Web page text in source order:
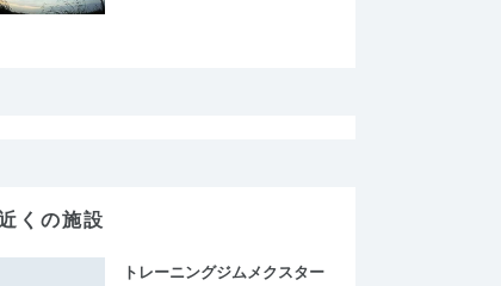
くの施設
トレーニングジムメクスター